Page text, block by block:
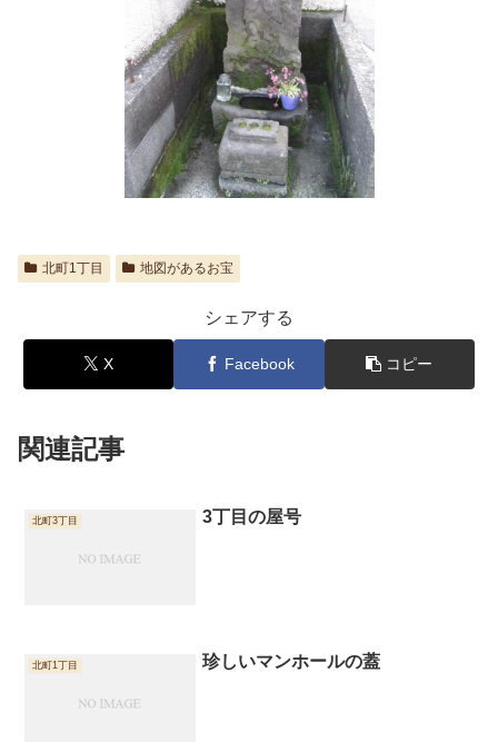
北町1丁目 地図があるお宝
シェアする
X Facebook コピー
関連記事
北町3丁目 3丁目の屋号
北町1丁目 珍しいマンホールの蓋